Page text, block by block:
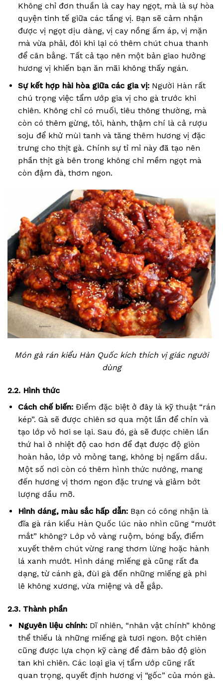
Không chỉ đơn thuần là cay hay ngọt, mà là sự hòa
quyện tinh tế giữa các tầng vị. Bạn sẽ cảm nhận
được vị ngọt dịu dàng, vị cay nồng ấm áp, vị mặn
mà vừa phải, đôi khi lại có thêm chút chua thanh
để cân bằng. Tất cả tạo nên một bản giao hưởng
hương vị khiến bạn ăn mãi không thấy ngán.
Sự kết hợp hài hòa giữa các gia vị:Người Hàn rất
chú trọng việc tẩm ướp gia vị cho gà trước khi
chiên. Không chỉ có muối, tiêu thông thường, mà
còn có thêm gừng, tỏi, hành, thậm chí là cả rượu
soju để khử mùi tanh và tăng thêm hương vị đặc
trưng cho thịt gà. Chính sự tỉ mỉ này đã tạo nên
phần thịt gà bên trong không chỉ mềm ngọt mà
còn đậm đà, thơm ngon.
Món gà rán kiểu Hàn Quốc kích thích vị giác người
dùng
2.2. Hình thức
Cách chế biến:Điểm đặc biệt ở đây là kỹ thuật “rán
kép”. Gà sẽ được chiên sơ qua một lần để chín và
tạo lớp vỏ hơi se lại. Sau đó, gà sẽ được chiên lần
thứ hai ở nhiệt độ cao hơn để đạt được độ giòn
hoàn hảo, lớp vỏ mỏng tang, không bị ngấm dầu.
Một số nơi còn có thêm hình thức nướng, mang
đến hương vị thơm ngon đặc trưng và giảm bớt
lượng dầu mỡ.
Hình dáng, màu sắc hấp dẫn:Bạn có công nhận là
đĩa gà rán kiểu Hàn Quốc lúc nào nhìn cũng “mướt
mắt” không? Lớp vỏ vàng ruộm, bóng bẩy, điểm
xuyết thêm chút vừng rang thơm lừng hoặc hành
lá xanh mướt. Hình dáng miếng gà cũng rất đa
dạng, từ cánh gà, đùi gà đến những miếng gà phi
lê không xương, vừa miệng và dễ gắp.
2.3. Thành phần
Nguyên liệu chính:Dĩ nhiên, “nhân vật chính” không
thể thiếu là những miếng gà tươi ngon. Bột chiên
cũng được lựa chọn kỹ càng để đảm bảo độ giòn
tan khi chiên. Các loại gia vị tẩm ướp cũng rất
quan trọng, quyết định hương vị “gốc” của món gà.